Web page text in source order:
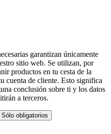
garantizan únicamente
sitio web. Se utilizan, por
productos en tu cesta de la
cuenta de cliente. Esto significa
conclusión sobre ti y los datos
a terceros.
Sólo obligatorios